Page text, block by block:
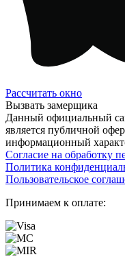
Рассчитать окно
Вызвать замерщика
Данный официальный
является публичной
информационный
Согласие на обработку
Политика
Пользовательское
Принимаем к оплате: